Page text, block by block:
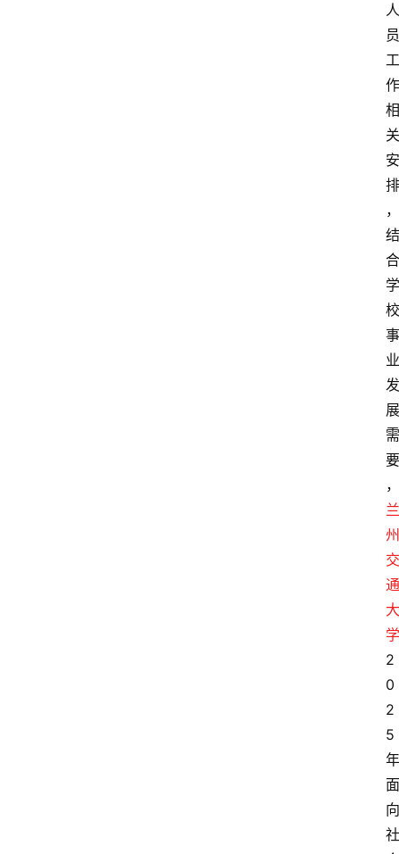
人
员
工
作
相
关
安
排
，
结
合
学
校
事
业
发
展
需
要
，
兰
州
交
通
大
学
2
0
2
5
年
面
向
社